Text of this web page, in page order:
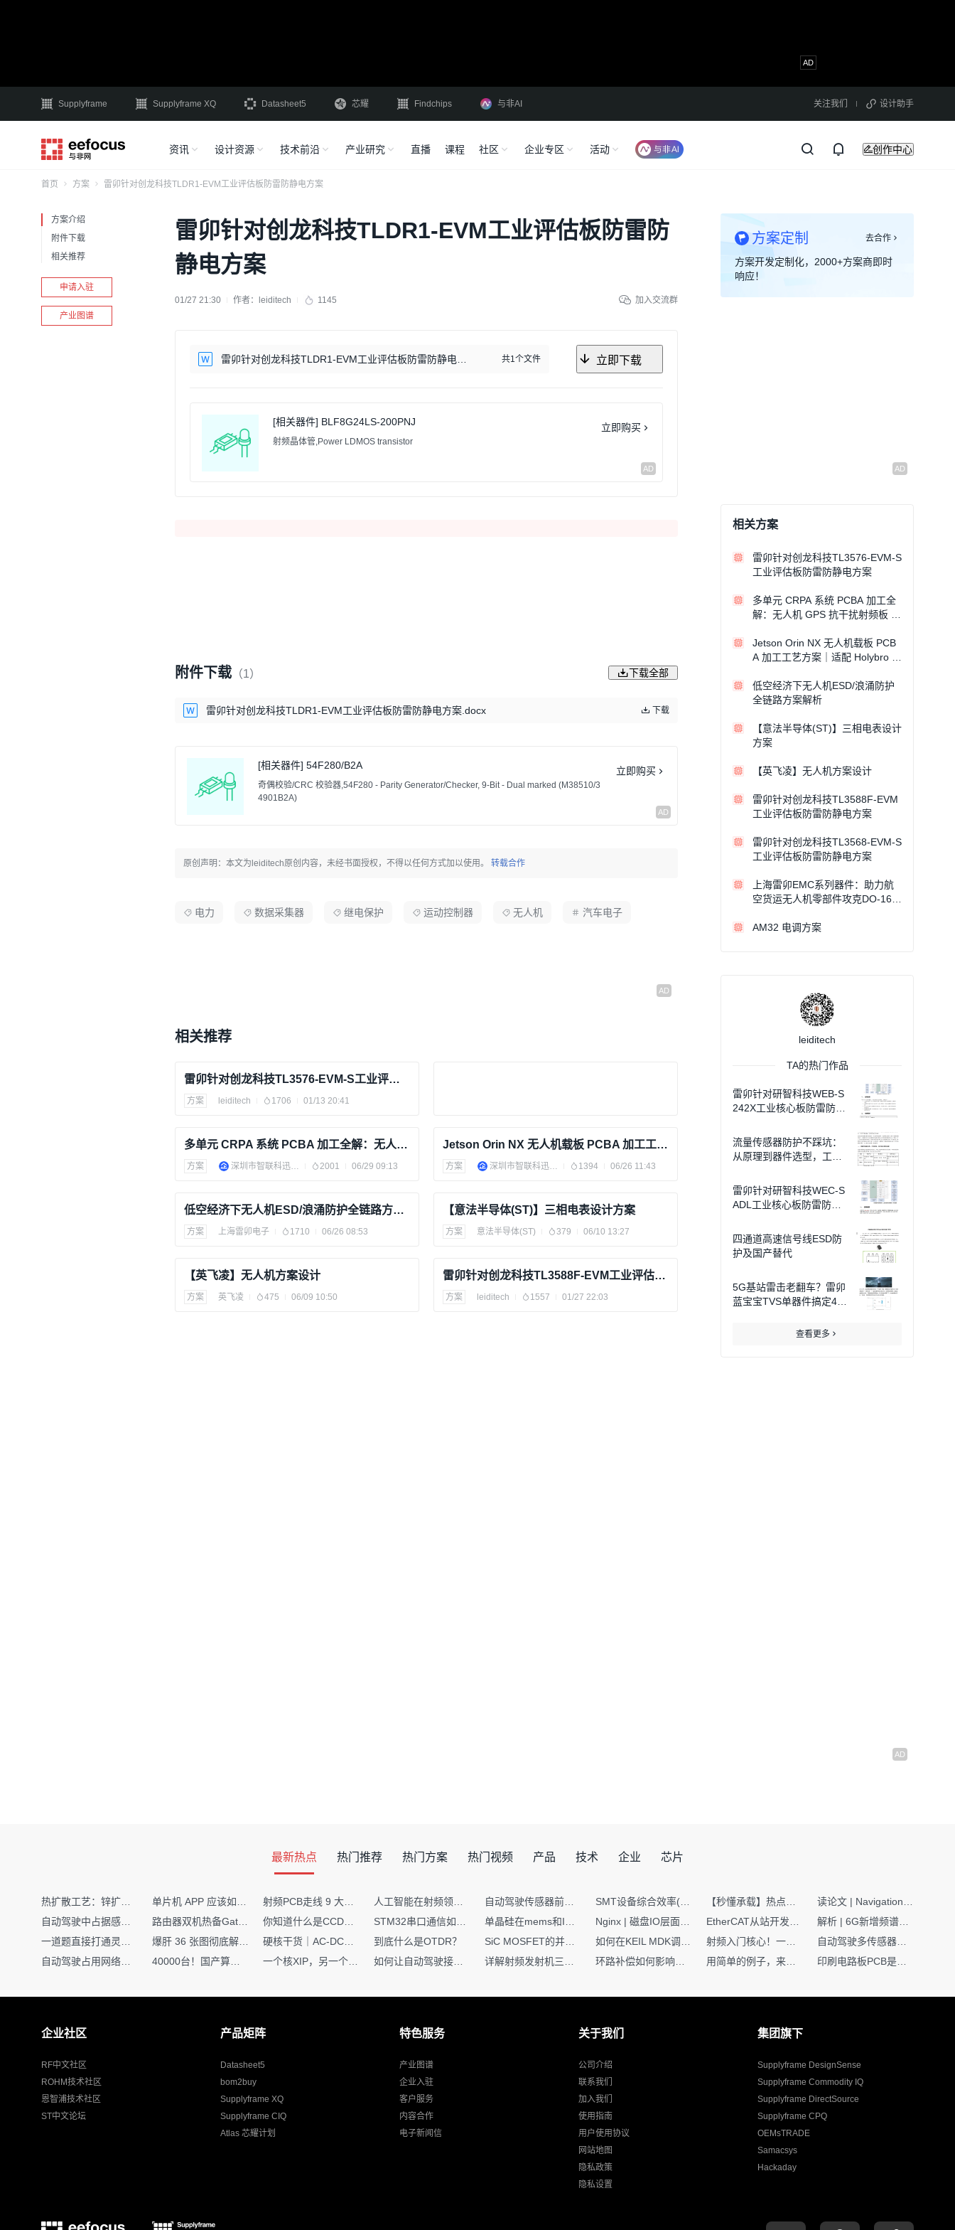
Supplyframe Supplyframe XQ Datasheet5 芯耀 Findchips 与非AI 关注我们 设计助手
资讯 设计资源 技术前沿 产业研究 直播 课程 社区 企业专区 活动 创作中心
首页 方案 雷卯针对创龙科技TLDR1-EVM工业评估板防雷防静电方案
方案介绍
附件下载
相关推荐
申请入驻
产业图谱
雷卯针对创龙科技TLDR1-EVM工业评估板防雷防
静电方案
01/27 21:30 作者： leiditech 1145 加入交流群
雷卯针对创龙科技TLDR1-EVM工业评估板防雷防静电方案.docx 共1个文件 立即下载
[相关器件] BLF8G24LS-200PNJ
射频晶体管,Power LDMOS transistor
立即购买
附件下载 （1） 下载全部
雷卯针对创龙科技TLDR1-EVM工业评估板防雷防静电方案.docx 下载
[相关器件] 54F280/B2A
奇偶校验/CRC 校验器,54F280 - Parity Generator/Checker, 9-Bit - Dual marked (M38510/3
4901B2A)
立即购买
原创声明：本文为leiditech原创内容，未经书面授权，不得以任何方式加以使用。 转载合作
电力 数据采集器 继电保护 运动控制器 无人机 汽车电子
相关推荐
雷卯针对创龙科技TL3576-EVM-S工业评估板防雷防静电方案
方案 leiditech 1706 01/13 20:41
多单元 CRPA 系统 PCBA 加工全解：无人机 GPS 抗干扰射频板 EMC 设计与量产工艺规范
方案 深圳市智联科迅科技有限公司 2001 06/29 09:13
Jetson Orin NX 无人机载板 PCBA 加工工艺方案｜适配 Holybro Pixhaw
方案 深圳市智联科迅科技有限公司 1394 06/26 11:43
低空经济下无人机ESD/浪涌防护全链路方案解析
方案 上海雷卯电子 1710 06/26 08:53
【意法半导体(ST)】三相电表设计方案
方案 意法半导体(ST) 379 06/10 13:27
【英飞凌】无人机方案设计
方案 英飞凌 475 06/09 10:50
雷卯针对创龙科技TL3588F-EVM工业评估板防雷防静电方案
方案 leiditech 1557 01/27 22:03
方案定制 去合作
方案开发定制化，2000+方案商即时
响应！
相关方案
雷卯针对创龙科技TL3576-EVM-S
工业评估板防雷防静电方案
多单元 CRPA 系统 PCBA 加工全
解：无人机 GPS 抗干扰射频板 E
Jetson Orin NX 无人机载板 PCB
A 加工工艺方案｜适配 Holybro Pi
低空经济下无人机ESD/浪涌防护
全链路方案解析
【意法半导体(ST)】三相电表设计
方案
【英飞凌】无人机方案设计
雷卯针对创龙科技TL3588F-EVM
工业评估板防雷防静电方案
雷卯针对创龙科技TL3568-EVM-S
工业评估板防雷防静电方案
上海雷卯EMC系列器件：助力航
空货运无人机零部件攻克DO-160
AM32 电调方案
leiditech
TA的热门作品
雷卯针对研智科技WEB-S
242X工业核心板防雷防静
流量传感器防护不踩坑：
从原理到器件选型，工程
雷卯针对研智科技WEC-S
ADL工业核心板防雷防静
四通道高速信号线ESD防
护及国产替代
5G基站雷击老翻车？雷卯
蓝宝宝TVS单器件搞定48
查看更多
最新热点 热门推荐 热门方案 热门视频 产品 技术 企业 芯片
到底什么是OTDR？
企业社区
RF中文社区
ROHM技术社区
恩智浦技术社区
ST中文论坛
产品矩阵
Datasheet5
bom2buy
Supplyframe XQ
Supplyframe CIQ
Atlas 芯耀计划
特色服务
产业图谱
企业入驻
客户服务
内容合作
电子新闻信
关于我们
公司介绍
联系我们
加入我们
使用指南
用户使用协议
网站地图
隐私政策
隐私设置
集团旗下
Supplyframe DesignSense
Supplyframe Commodity IQ
Supplyframe DirectSource
Supplyframe CPQ
OEMsTRADE
Samacsys
Hackaday